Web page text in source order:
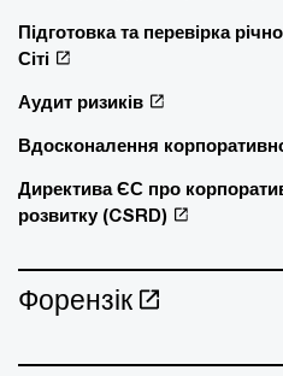
Підготовка та перевірка
Сіті
Аудит ризиків
Вдосконалення
Директива ЄС про
розвитку (CSRD)
Форензік